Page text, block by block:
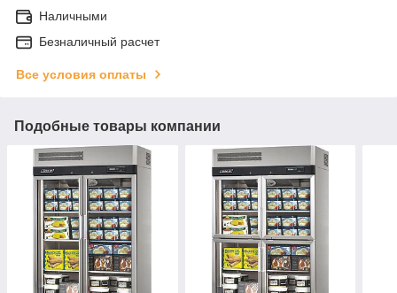
Наличными
Безналичный расчет
Все условия оплаты
Подобные товары компании